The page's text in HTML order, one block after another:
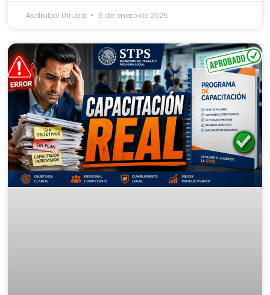
Asdrubal Urrutia 6 de enero de 2025